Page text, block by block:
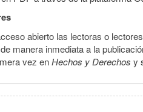
abierto las lectoras o
manera inmediata a la
vez enHechos y Derechos y